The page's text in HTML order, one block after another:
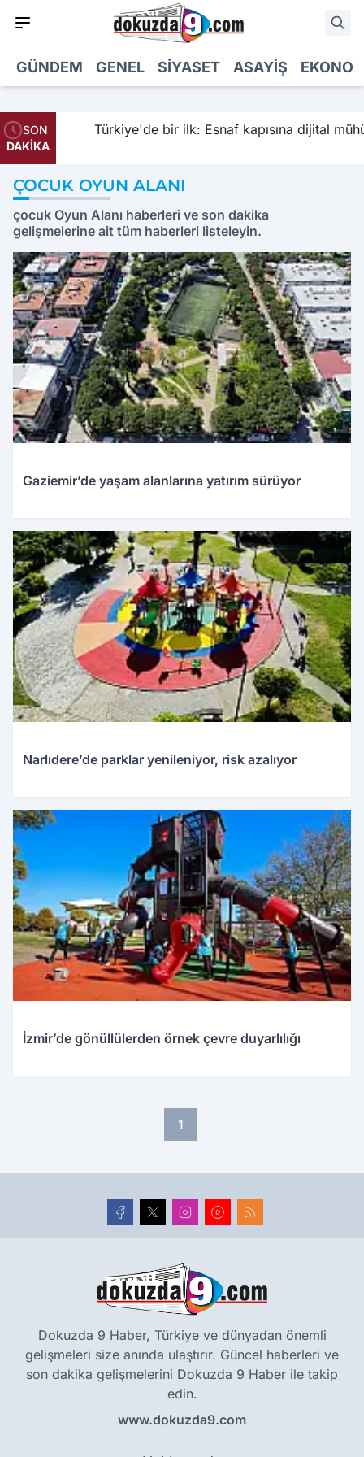
GÜNDEM GENEL SIYASET ASAYIŞ
SON
DAKİKA
Türkiye'de bir ilk: Esnaf kapısına dijital mühür
ÇOCUK OYUN ALANI
çocuk Oyun Alanı haberleri ve son dakika
gelişmelerine ait tüm haberleri listeleyin.
Gaziemir’de yaşam alanlarına yatırım sürüyor
Narlıdere’de parklar yenileniyor, risk azalıyor
İzmir’de gönüllülerden örnek çevre duyarlılığı
1
Dokuzda 9 Haber, Türkiye ve dünyadan önemli
gelişmeleri size anında ulaştırır. Güncel haberleri ve
son dakika gelişmelerini Dokuzda 9 Haber ile takip
edin.
www.dokuzda9.com